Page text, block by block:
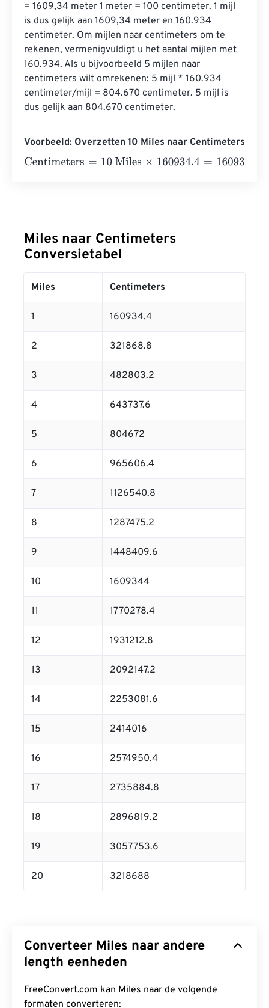
= 1609,34 meter 1 meter = 100 centimeter. 1 mijl
is dus gelijk aan 1609,34 meter en 160.934
centimeter. Om mijlen naar centimeters om te
rekenen, vermenigvuldigt u het aantal mijlen met
160.934. Als u bijvoorbeeld 5 mijlen naar
centimeters wilt omrekenen: 5 mijl * 160.934
centimeter/mijl = 804.670 centimeter. 5 mijl is
dus gelijk aan 804.670 centimeter.
Voorbeeld: Overzetten 10 Miles naar Centimeters
Centimeters= 10 Miles×160934.4=1609344 Centimeters
Miles naar Centimeters
Conversietabel
Miles Centimeters
1 160934.4
2 321868.8
3 482803.2
4 643737.6
5 804672
6 965606.4
7 1126540.8
8 1287475.2
9 1448409.6
10 1609344
11 1770278.4
12 1931212.8
13 2092147.2
14 2253081.6
15 2414016
16 2574950.4
17 2735884.8
18 2896819.2
19 3057753.6
20 3218688
Converteer Miles naar andere
length eenheden
FreeConvert.com kan Miles naar de volgende
formaten converteren: